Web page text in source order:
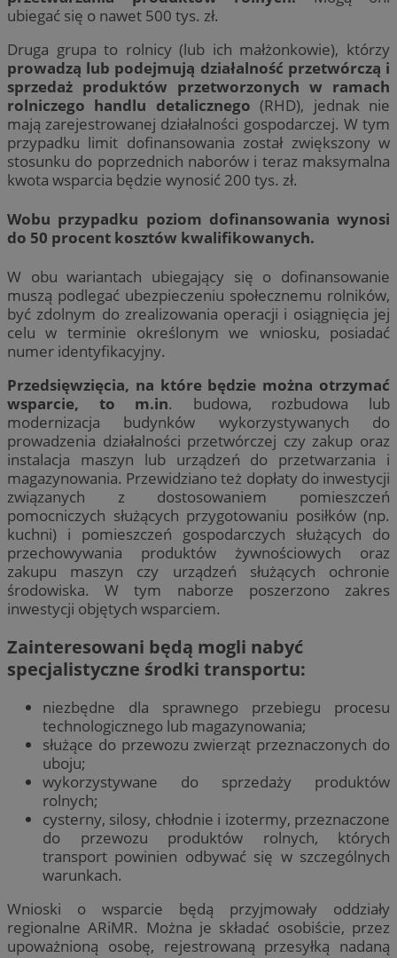
ubiegać się o nawet 500 tys. zł.
Druga grupa to rolnicy (lub ich małżonkowie), którzy
prowadzą lub podejmują działalność przetwórczą i
sprzedaż produktów przetworzonych w ramach
rolniczego handlu detalicznego (RHD), jednak nie
mają zarejestrowanej działalności gospodarczej. W tym
przypadku limit dofinansowania został zwiększony w
stosunku do poprzednich naborów i teraz maksymalna
kwota wsparcia będzie wynosić 200 tys. zł.
Wobu przypadku poziom dofinansowania wynosi
do 50 procent kosztów kwalifikowanych.
W obu wariantach ubiegający się o dofinansowanie
muszą podlegać ubezpieczeniu społecznemu rolników,
być zdolnym do zrealizowania operacji i osiągnięcia jej
celu w terminie określonym we wniosku, posiadać
numer identyfikacyjny.
Przedsięwzięcia, na które będzie można otrzymać
wsparcie, to m.in. budowa, rozbudowa lub
modernizacja budynków wykorzystywanych do
prowadzenia działalności przetwórczej czy zakup oraz
instalacja maszyn lub urządzeń do przetwarzania i
magazynowania. Przewidziano też dopłaty do inwestycji
związanych z dostosowaniem pomieszczeń
pomocniczych służących przygotowaniu posiłków (np.
kuchni) i pomieszczeń gospodarczych służących do
przechowywania produktów żywnościowych oraz
zakupu maszyn czy urządzeń służących ochronie
środowiska. W tym naborze poszerzono zakres
inwestycji objętych wsparciem.
Zainteresowani będą mogli nabyć
specjalistyczne środki transportu:
niezbędne dla sprawnego przebiegu procesu
technologicznego lub magazynowania;
służące do przewozu zwierząt przeznaczonych do
uboju;
wykorzystywane do sprzedaży produktów
rolnych;
cysterny, silosy, chłodnie i izotermy, przeznaczone
do przewozu produktów rolnych, których
transport powinien odbywać się w szczególnych
warunkach.
Wnioski o wsparcie będą przyjmowały oddziały
regionalne ARiMR. Można je składać osobiście, przez
upoważnioną osobę, rejestrowaną przesyłką nadaną